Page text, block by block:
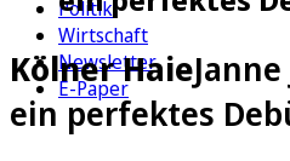
Politik
Wirtschaft
Newsletter
E-Paper
Kölner Haie
ein perfektes